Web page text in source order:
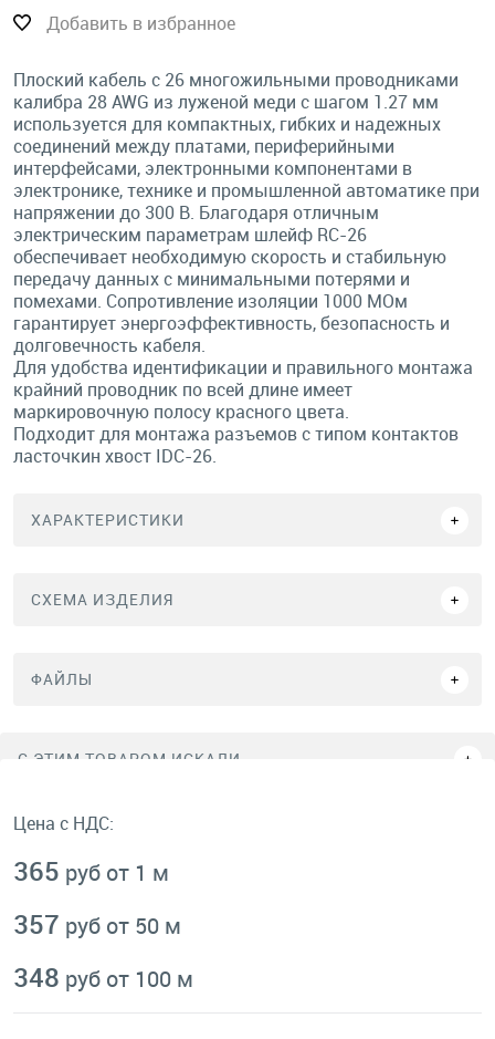
Добавить в избранное
Плоский кабель с 26 многожильными проводниками
калибра 28 AWG из луженой меди с шагом 1.27 мм
используется для компактных, гибких и надежных
соединений между платами, периферийными
интерфейсами, электронными компонентами в
электронике, технике и промышленной автоматике при
напряжении до 300 В. Благодаря отличным
электрическим параметрам шлейф RC-26
обеспечивает необходимую скорость и стабильную
передачу данных с минимальными потерями и
помехами. Сопротивление изоляции 1000 МОм
гарантирует энергоэффективность, безопасность и
долговечность кабеля.
Для удобства идентификации и правильного монтажа
крайний проводник по всей длине имеет
маркировочную полосу красного цвета.
Подходит для монтажа разъемов с типом контактов
ласточкин хвост IDC-26.
ХАРАКТЕРИСТИКИ
СХЕМА ИЗДЕЛИЯ
ФАЙЛЫ
C ЭТИМ ТОВАРОМ ИСКАЛИ
Цена с НДС:
365 руб от 1 м
357 руб от 50 м
348 руб от 100 м